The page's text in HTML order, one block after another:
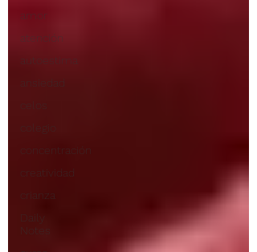
amor
atención
autoestima
concentración
creatividad
crianza